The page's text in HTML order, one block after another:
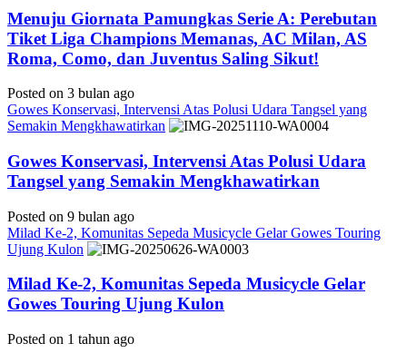
Menuju Giornata Pamungkas Serie A: Perebutan
Tiket Liga Champions Memanas, AC Milan, AS
Roma, Como, dan Juventus Saling Sikut!
Posted on 3 bulan ago
Gowes Konservasi, Intervensi Atas Polusi Udara Tangsel yang
Semakin Mengkhawatirkan
Gowes Konservasi, Intervensi Atas Polusi Udara
Tangsel yang Semakin Mengkhawatirkan
Posted on 9 bulan ago
Milad Ke-2, Komunitas Sepeda Musicycle Gelar Gowes Touring
Ujung Kulon
Milad Ke-2, Komunitas Sepeda Musicycle Gelar
Gowes Touring Ujung Kulon
Posted on 1 tahun ago